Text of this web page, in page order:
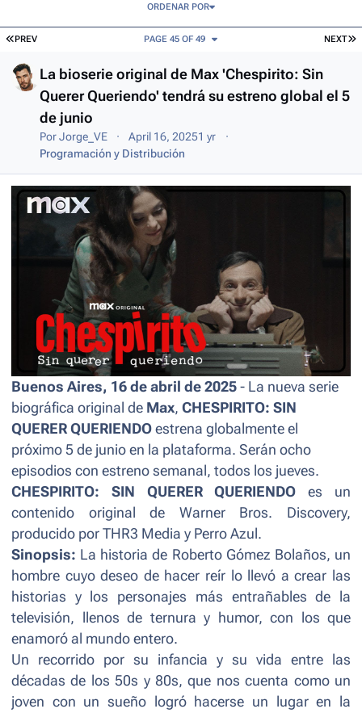
FIRST PAGE
PREV NEXT
PAGE 45 OF 49
ORDENAR POR
La bioserie original de Max 'Chespirito: Sin
Querer Queriendo' tendrá su estreno global el 5
de junio
PorJorge_VE April 16, 20251 yr
Programación y Distribución
Buenos Aires, 16 de abril de 2025 - La nueva serie
biográfica original de Max, CHESPIRITO: SIN
QUERER QUERIENDO estrena globalmente el
próximo 5 de junio en la plataforma. Serán ocho
episodios con estreno semanal, todos los jueves.
CHESPIRITO: SIN QUERER QUERIENDO es un
contenido original de Warner Bros. Discovery,
producido por THR3 Media y Perro Azul.
Sinopsis: La historia de Roberto Gómez Bolaños, un
hombre cuyo deseo de hacer reír lo llevó a crear las
historias y los personajes más entrañables de la
televisión, llenos de ternura y humor, con los que
enamoró al mundo entero.
Un recorrido por su infancia y su vida entre las
décadas de los 50s y 80s, que nos cuenta como un
joven con un sueño logró hacerse un lugar en la